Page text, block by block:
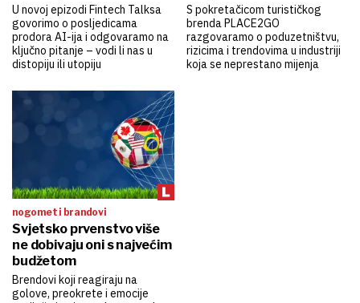
U novoj epizodi Fintech Talksa
govorimo o posljedicama
prodora AI-ija i odgovaramo na
ključno pitanje – vodi li nas u
distopiju ili utopiju
S pokretačicom turističkog
brenda PLACE2GO
razgovaramo o poduzetništvu,
rizicima i trendovima u industriji
koja se neprestano mijenja
nogomet i brandovi
Svjetsko prvenstvo više
ne dobivaju oni s najvećim
budžetom
Brendovi koji reagiraju na
golove, preokrete i emocije